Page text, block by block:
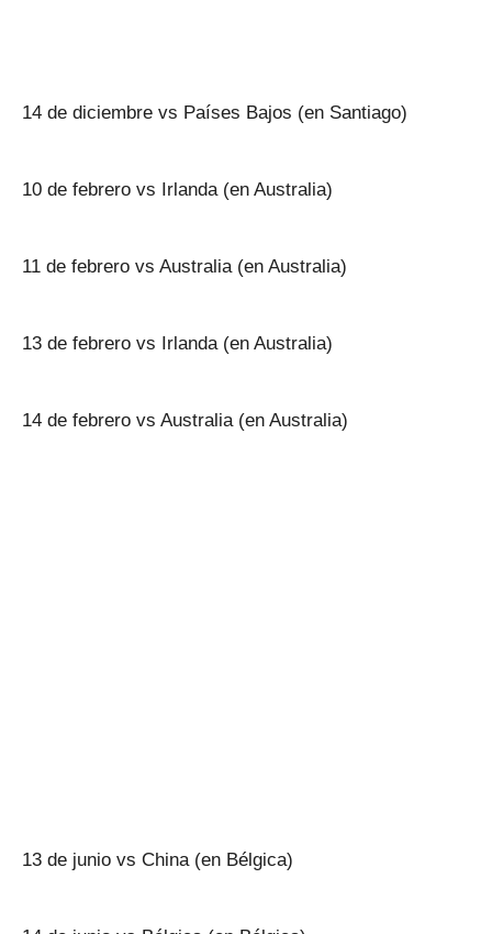
14 de diciembre vs Países Bajos (en Santiago)
10 de febrero vs Irlanda (en Australia)
11 de febrero vs Australia (en Australia)
13 de febrero vs Irlanda (en Australia)
14 de febrero vs Australia (en Australia)
13 de junio vs China (en Bélgica)